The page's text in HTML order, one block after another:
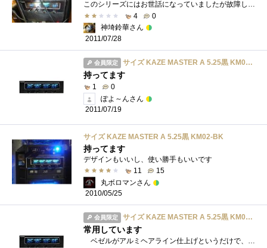
このシリーズにはお世話になっていましたが故障してしまいました。そこも踏まえてレビューします。【製品特徴】・4Chファンコン・温度センサ�...
4
0
神埼鈴華さん
2011/07/28
会員限定 サイズ KAZE MASTER A 5.25黒 KM02-BK
持ってます
1
0
ぽよ～んさん
2011/07/19
サイズ KAZE MASTER A 5.25黒 KM02-BK
持ってます
デザインもいいし、使い勝手もいいです
11
15
丸ボロマンさん
2010/05/25
会員限定 サイズ KAZE MASTER A 5.25黒 KM02-BK
常用しています
ベゼルがアルミヘアライン仕上げというだけで、高いのに買ってしまいました。よいところ：４ｃｈでファンコントロール、温度管理ができる�...